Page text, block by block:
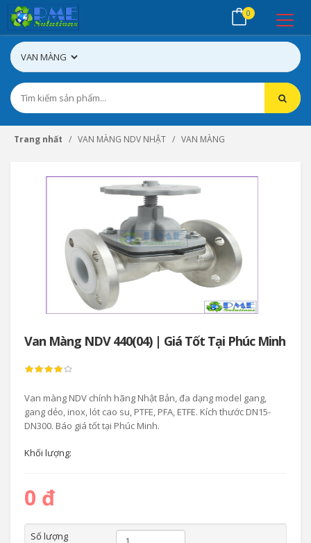
0
Trang nhất VAN MÀNG NDV NHẬT VAN MÀNG
Van Màng NDV 440(04) | Giá Tốt Tại Phúc Minh
Van màng NDV chính hãng Nhật Bản, đa dạng model gang,
gang dẻo, inox, lót cao su, PTFE, PFA, ETFE. Kích thước DN15-
DN300. Báo giá tốt tại Phúc Minh.
Khối lượng:
0 đ
Số lượng